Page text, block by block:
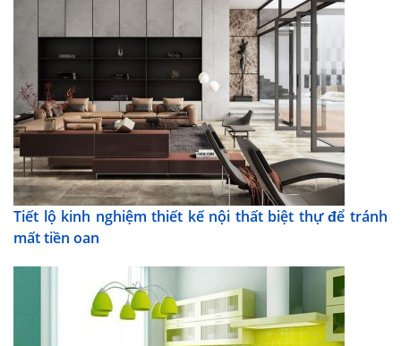
Tiết lộ kinh nghiệm thiết kế nội thất biệt thự để tránh
mất tiền oan